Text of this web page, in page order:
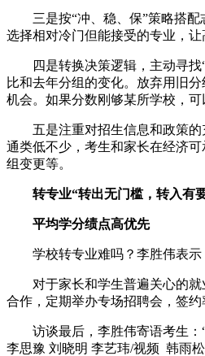
三是按“冲、稳、保”策略搭
选择相对冷门但能接受的专业，让
四是转换决策逻辑，主动寻
比和去年分组的变化。放弃用旧
机会。如果分数刚够某所学校，
五是注重对招生信息和政策
通类低不少，考生和家长在经济
组变更等。
转专业“转出无门槛，转入有
平均学分绩点高优先
学校转专业难吗？李胜伟表
对于家长和学生普遍关心的
合作，定期举办专场招聘会，签约
访谈最后，李胜伟寄语考生
李思豫 刘晓明 李艺玮/视频 韩雨松